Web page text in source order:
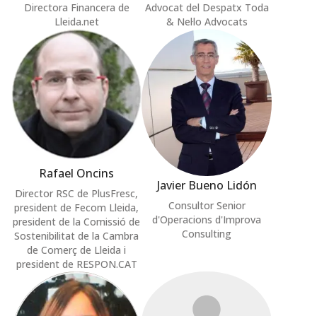
Directora Financera de
Lleida.net
Advocat del Despatx Toda
& Nel·lo Advocats
Rafael Oncins
Director RSC de PlusFresc,
president de Fecom Lleida,
president de la Comissió de
Sostenibilitat de la Cambra
de Comerç de Lleida i
president de RESPON.CAT
Javier Bueno Lidón
Consultor Senior
d'Operacions d'Improva
Consulting